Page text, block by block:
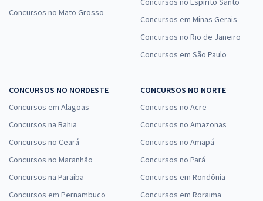
Concursos no Mato Grosso
Concursos em Minas Gerais
Concursos no Rio de Janeiro
Concursos em São Paulo
CONCURSOS NO NORDESTE
Concursos em Alagoas
Concursos na Bahia
Concursos no Ceará
Concursos no Maranhão
Concursos na Paraíba
Concursos em Pernambuco
CONCURSOS NO NORTE
Concursos no Acre
Concursos no Amazonas
Concursos no Amapá
Concursos no Pará
Concursos em Rondônia
Concursos em Roraima